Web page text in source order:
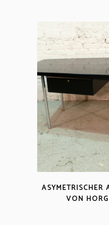
ASYMETRISCHER
VON